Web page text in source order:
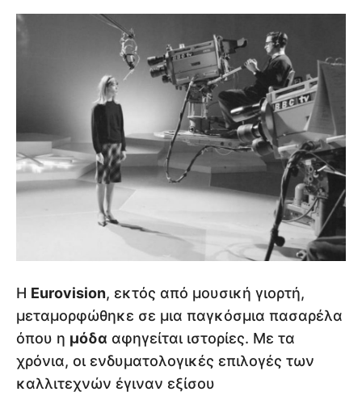
Η Eurovision, εκτός από μουσική γιορτή,
μεταμορφώθηκε σε μια παγκόσμια πασαρέλα
όπου η μόδα αφηγείται ιστορίες. Με τα
χρόνια, οι ενδυματολογικές επιλογές των
καλλιτεχνών έγιναν εξίσου